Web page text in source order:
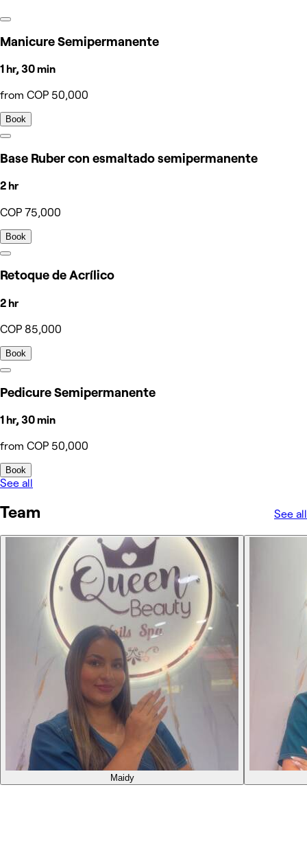
Manicure Semipermanente
1 hr, 30 min
from COP 50,000
Book
Base Ruber con esmaltado semipermanente
2 hr
COP 75,000
Book
Retoque de Acrílico
2 hr
COP 85,000
Book
Pedicure Semipermanente
1 hr, 30 min
from COP 50,000
Book
See all
Team See all
Maidy